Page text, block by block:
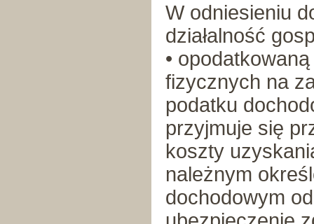
W odniesieniu
działalność
•
fizycznych na
podatku
przyjmuje się
koszty
należnym
dochodowym